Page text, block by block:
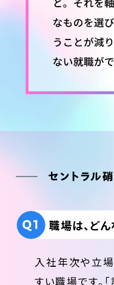
職場は、ど
入社年次や立
すい職場です。